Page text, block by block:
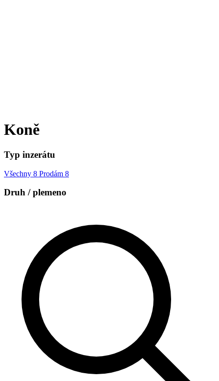
Koně
Typ inzerátu
Všechny 8 Prodám 8
Druh / plemeno